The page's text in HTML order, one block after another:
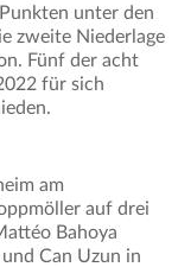
unter den
zweite Niederlage
Fünf der acht
für sich
am
auf drei
Bahoya
Can Uzun in